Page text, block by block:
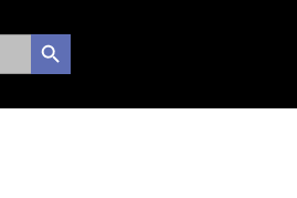
SEARCH BUTTON